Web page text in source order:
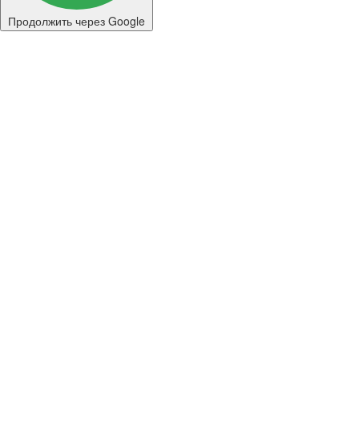
Продолжить через Google